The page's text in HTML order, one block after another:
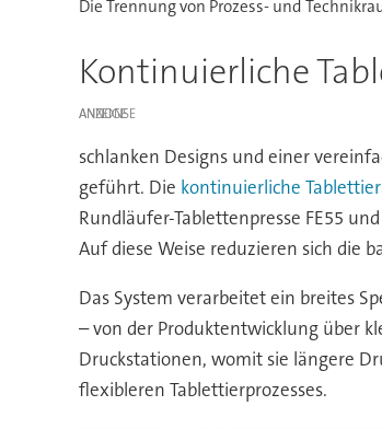
Die Trennung von Prozess- und
Kontinuierliche
ANZEIGE
schlanken Designs und einer
geführt. Die kontinuierliche
Rundläufer-Tablettenpresse FE55
Auf diese Weise reduzieren sich die
Das System verarbeitet ein breites
– von der Produktentwicklung über
Druckstationen, womit sie längere
flexibleren Tablettierprozesses.